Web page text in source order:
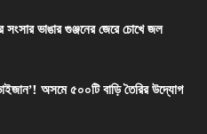
ভাঙার গুঞ্জনের জেরে চোখে জল
অসমে ৫০০টি বাড়ি তৈরির উদ্যোগ